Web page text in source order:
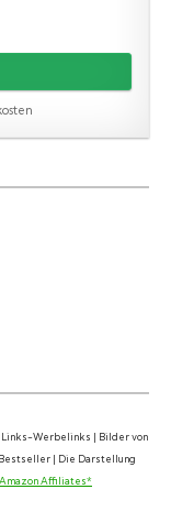
Links-Werbelinks | Bilder von
| Die Darstellung
Affiliates*